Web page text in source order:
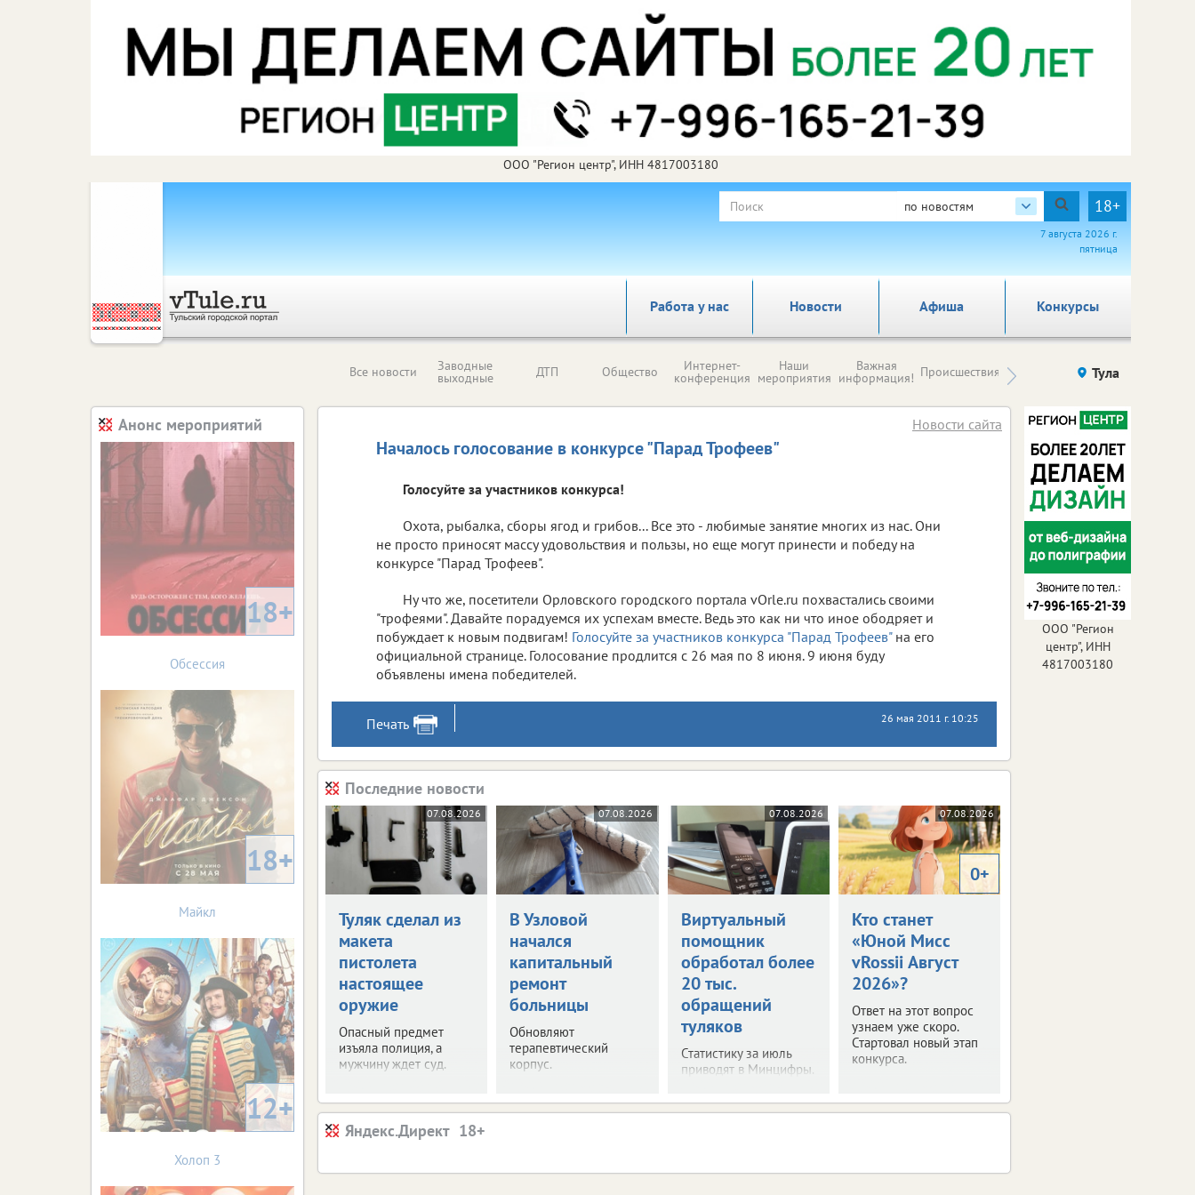
ООО "Регион центр", ИНН 4817003180
по новостям 18+
7 августа 2026 г.
пятница
Работа у нас Новости Афиша Конкурсы
Все новости Заводные
выходные ДТП Общество Интернет-
конференция
Наши
мероприятия
Важная
информация! Происшествия Здоровье компаний (на
Тула
Началось голосование в конкурсе "Парад Трофеев"
Новости сайта
Голосуйте за участников конкурса!
Охота, рыбалка, сборы ягод и грибов... Все это - любимые занятие многих из нас. Они
не просто приносят массу удовольствия и пользы, но еще могут принести и победу на
конкурсе "Парад Трофеев".
Ну что же, посетители Орловского городского портала vOrle.ru похвастались своими
"трофеями". Давайте порадуемся их успехам вместе. Ведь это как ни что иное ободряет и
побуждает к новым подвигам! Голосуйте за участников конкурса "Парад Трофеев"на его
официальной странице. Голосование продлится с 26 мая по 8 июня. 9 июня буду
объявлены имена победителей.
Печать 26 мая 2011 г. 10:25
Последние новости
07.08.2026
Туляк сделал из
макета
пистолета
настоящее
оружие
Опасный предмет
изъяла полиция, а
мужчину ждет суд.
07.08.2026
В Узловой
начался
капитальный
ремонт
больницы
Обновляют
терапевтический
корпус.
07.08.2026
Виртуальный
помощник
обработал более
20 тыс.
обращений
туляков
Статистику за июль
приводят в Минцифры.
07.08.2026
0+
Кто станет
«Юной Мисс
vRossii Август
2026»?
Ответ на этот вопрос
узнаем уже скоро.
Стартовал новый этап
конкурса.
Яндекс.Директ
Анонс мероприятий
18+
Обсессия
18+
Майкл
12+
Холоп 3
ООО "Регион
центр", ИНН
4817003180